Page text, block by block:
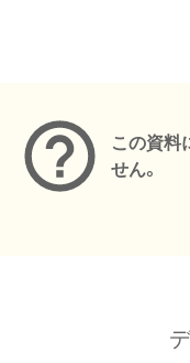
この資料
せん。